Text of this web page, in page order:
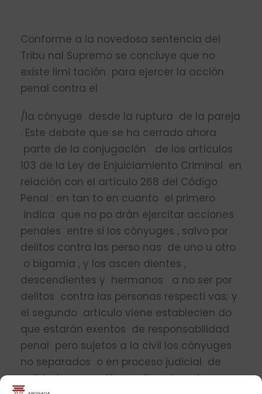
Conforme a la novedosa sentencia del
Tribu­ nal Supremo se concluye que no
existe limi­ tación para ejercer la acción
penal contra el
/la cónyuge desde la ruptura de la pareja
. Este debate que se ha cerrado ahora
parte de la conjugación de los artículos
103 de la Ley de Enjuiciamiento Criminal en
relación con el artículo 268 del Código
Penal : en tan­ to en cuanto el primero
indica que no po­ drán ejercitar acciones
penales entre si los cónyuges , salvo por
delitos contra las perso­ nas de uno u otro
o bigamia , y los ascen­ dientes ,
descendientes y hermanos a no ser por
delitos contra las personas respecti­ vas; y
el segundo artículo viene establecien­ do
que estarán exentos de responsabilidad
penal pero sujetos a la civil los cónyuges
no separados o en proceso judicial de
nulidad, separación o divorcio y los